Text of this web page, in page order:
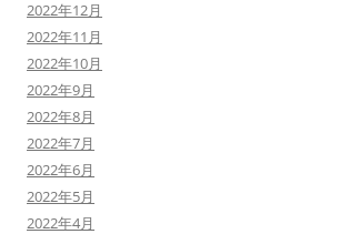
2022年12月
2022年11月
2022年10月
2022年9月
2022年8月
2022年7月
2022年6月
2022年5月
2022年4月